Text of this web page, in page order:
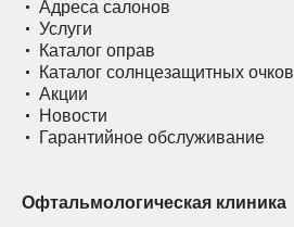
Адреса салонов
Услуги
Каталог оправ
Каталог солнцезащитных очков
Акции
Новости
Гарантийное обслуживание
Офтальмологическая клиника